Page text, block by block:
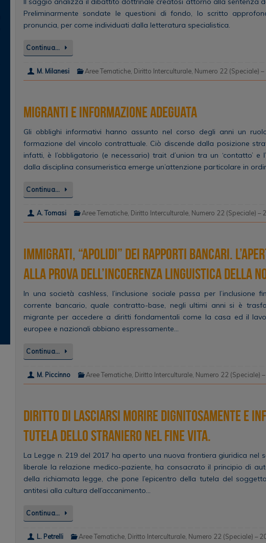
Preliminarmente sondate le questioni di fondo, lo scritto
pronuncia, per come individuati dalla letteratura specialistica.
Continua…
M. Milanesi Aree Tematiche, Diritto Interculturale, Numero 22 (Speciale)
Migranti e informazione adeguata
Gli obblighi informativi hanno assunto nel corso degli anni un
formazione del vincolo contrattuale. Ciò discende dalla posizione
infatti, è l’obbligatorio (e necessario) trait d’union tra un ‘contatto’ e
dalla disciplina consumeristica emerge un’attenzione particolare in
Continua…
A. Tomasi Aree Tematiche, Diritto Interculturale, Numero 22 (Speciale) –
Immigrati, “apolidi” dei rapporti bancari.
alla prova dell’incoerenza linguistica della
In una società cashless, l’inclusione sociale passa per l’inclusione
corrente bancario, quale contratto-base, negli ultimi anni si è
migrante per accedere a diritti fondamentali come la casa ed il
europee e nazionali abbiano espressamente…
Continua…
M. Piccinno Aree Tematiche, Diritto Interculturale, Numero 22 (Speciale)
Diritto di lasciarsi morire dignitosamente e
tutela dello straniero nel fine vita.
La Legge n. 219 del 2017 ha aperto una nuova frontiera giuridica nel
liberale la relazione medico-paziente, ha consacrato il principio di
della richiamata legge, che pone l’epicentro della tutela del
antitesi alla cultura dell’accanimento…
Continua…
L. Petrelli Aree Tematiche, Diritto Interculturale, Numero 22 (Speciale) –